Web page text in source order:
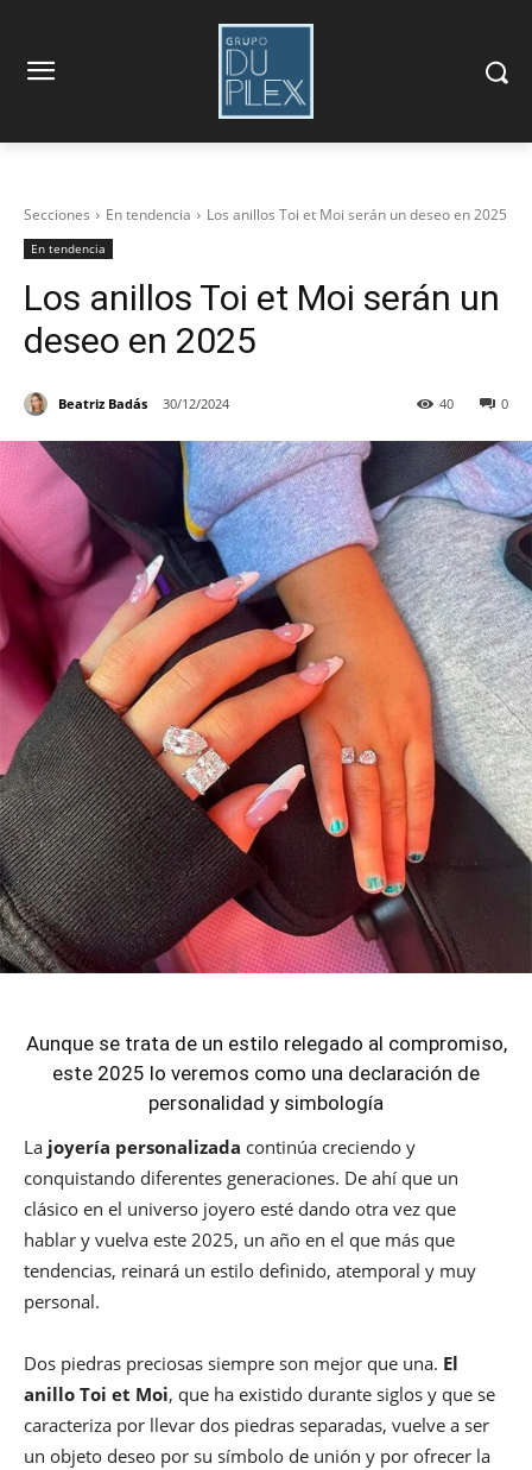
Secciones En tendencia Los anillos Toi et Moi serán un deseo en 2025
En tendencia
Los anillos Toi et Moi serán un
deseo en 2025
Beatriz Badás 30/12/2024 0
40
Aunque se trata de un estilo relegado al compromiso,
este 2025 lo veremos como una declaración de
personalidad y simbología
La joyería personalizada continúa creciendo y
conquistando diferentes generaciones. De ahí que un
clásico en el universo joyero esté dando otra vez que
hablar y vuelva este 2025, un año en el que más que
tendencias, reinará un estilo definido, atemporal y muy
personal.
Dos piedras preciosas siempre son mejor que una. El
anillo Toi et Moi, que ha existido durante siglos y que se
caracteriza por llevar dos piedras separadas, vuelve a ser
un objeto deseo por su símbolo de unión y por ofrecer la